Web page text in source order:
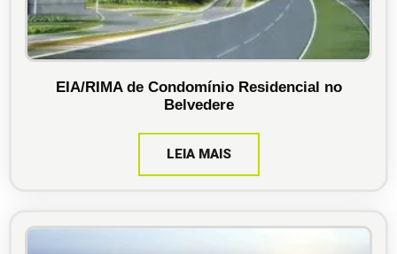
EIA/RIMA de Condomínio Residencial no
Belvedere
LEIA MAIS